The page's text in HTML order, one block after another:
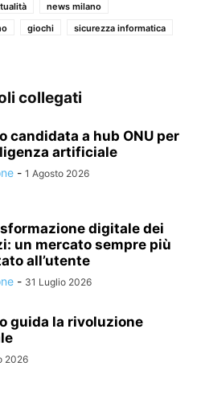
news milano
giochi
sicurezza informatica
collegati
candidata a hub ONU per
artificiale
- 1 Agosto 2026
digitale dei
un mercato sempre più
all’utente
- 31 Luglio 2026
guida la rivoluzione
2026